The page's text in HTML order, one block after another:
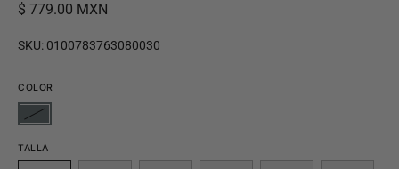
$ 779.00 MXN
SKU: 0100783763080030
COLOR
TALLA